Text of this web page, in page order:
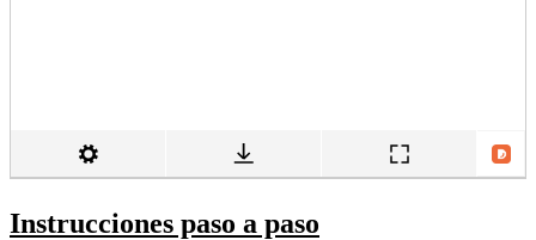
Instrucciones paso a paso